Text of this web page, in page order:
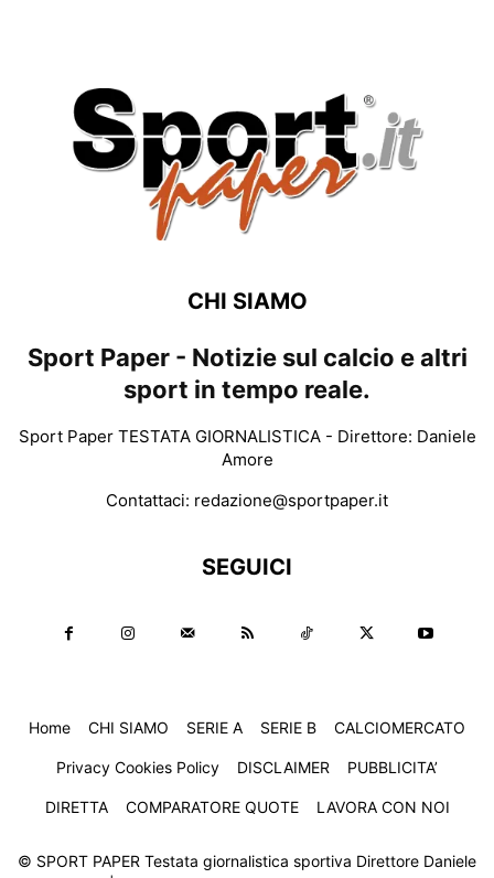
CHI SIAMO
Sport Paper - Notizie sul calcio e altri
sport in tempo reale.
Sport Paper TESTATA GIORNALISTICA - Direttore: Daniele
Amore
Contattaci: redazione@sportpaper.it
SEGUICI
Home CHI SIAMO SERIE A SERIE B CALCIOMERCATO
Privacy Cookies Policy DISCLAIMER PUBBLICITA’
DIRETTA COMPARATORE QUOTE LAVORA CON NOI
© SPORT PAPER Testata giornalistica sportiva Direttore Daniele